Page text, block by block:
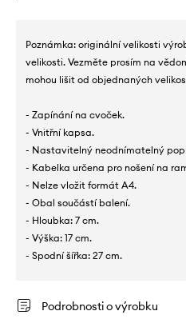
Poznámka: originální velikosti
velikosti. Vezměte prosím na
mohou lišit od objednaných
- Zapínání na cvoček.
- Vnitřní kapsa.
- Nastavitelný neodnímatelný
- Kabelka určena pro nošení na
- Nelze vložit formát A4.
- Obal součástí balení.
- Hloubka: 7 cm.
- Výška: 17 cm.
- Spodní šířka: 27 cm.
Podrobnosti o výrobku